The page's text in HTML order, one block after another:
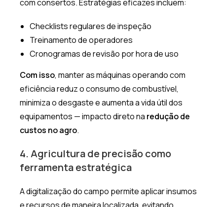
com consertos. Estratégias eficazes incluem:
Checklists regulares de inspeção
Treinamento de operadores
Cronogramas de revisão por hora de uso
Com isso, manter as máquinas operando com
eficiência reduz o consumo de combustível,
minimiza o desgaste e aumenta a vida útil dos
equipamentos — impacto direto na redução de
custos no agro.
4. Agricultura de precisão como
ferramenta estratégica
A digitalização do campo permite aplicar insumos